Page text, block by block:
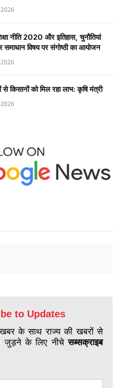
नीति 2020 और इतिहास, चुनौतियां
विषय पर संगोष्ठी का आयोजन
से किसानों को मिल रहा लाभ: कृषि मंत्री
to Updates
के साथ राज्य की खबरों से
जुड़ने के लिए नीचेसब्सक्राइब